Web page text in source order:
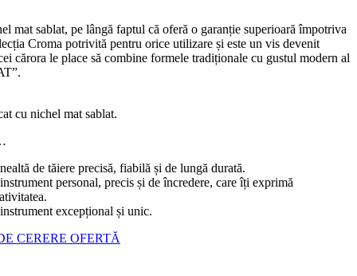
mat sablat, pe lângă faptul că oferă o garanție superioară împotriva
Croma potrivită pentru orice utilizare și este un vis devenit
cărora le place să combine formele tradiționale cu gustul modern al
cu nichel mat sablat.
de tăiere precisă, fiabilă și de lungă durată.
personal, precis și de încredere, care îți exprimă
excepțional și unic.
CERERE OFERTĂ